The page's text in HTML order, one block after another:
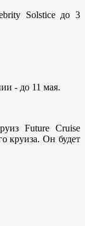
Solstice до 3
- до 11 мая.
Future Cruise
круиза. Он будет